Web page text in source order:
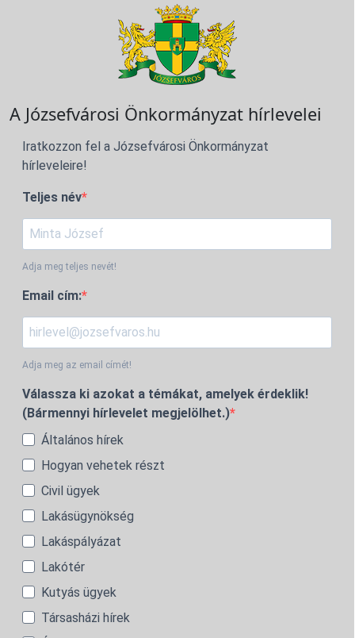
A Józsefvárosi Önkormányzat hírlevelei
Iratkozzon fel a Józsefvárosi Önkormányzat
hírleveleire!
Teljes név
Adja meg teljes nevét!
Email cím:
Adja meg az email címét!
Válassza ki azokat a témákat, amelyek érdeklik!
(Bármennyi hírlevelet megjelölhet.)
Általános hírek
Hogyan vehetek részt
Civil ügyek
Lakásügynökség
Lakáspályázat
Lakótér
Kutyás ügyek
Társasházi hírek